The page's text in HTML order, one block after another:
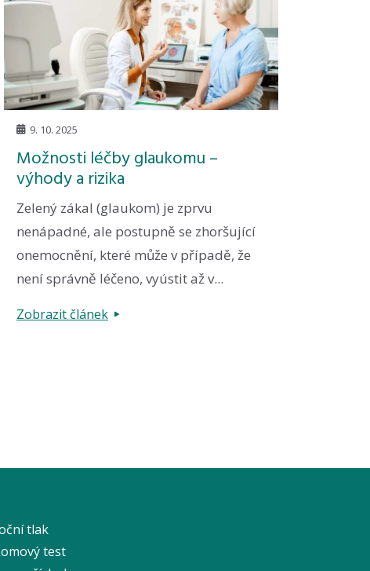
9. 10. 2025
Možnosti léčby glaukomu –
výhody a rizika
Zelený zákal (glaukom) je zprvu
nenápadné, ale postupně se zhoršující
onemocnění, které může v případě, že
není správně léčeno, vyústit až v...
Zobrazit článek
tlak
test